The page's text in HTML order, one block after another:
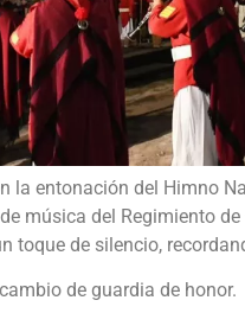
la entonación del Himno
música del Regimiento
toque de silencio,
de guardia de honor.